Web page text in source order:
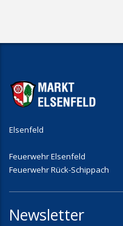
Elsenfeld
Feuerwehr Elsenfeld
Feuerwehr Rück-Schippach
Newsletter